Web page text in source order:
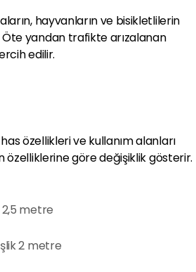
hayvanların ve bisikletlilerin
yandan trafikte arızalanan
edilir.
özellikleri ve kullanım alanları
özelliklerine göre değişiklik gösterir.
2,5 metre
2 metre